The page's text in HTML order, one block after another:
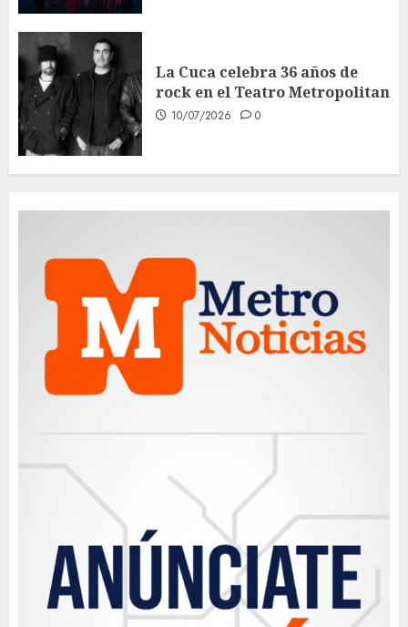
La Cuca celebra 36 años de
rock en el Teatro Metropolitan
10/07/2026 0